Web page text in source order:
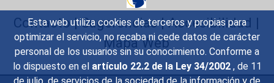
Esta web utiliza cookies de terceros y propias para
optimizar el servicio, no recaba ni cede datos de carácter
personal de los usuarios sin su conocimiento. Conforme a
lo dispuesto en el artículo 22.2 de la Ley 34/2002 , de 11
Contacto|Sugerencias|Accesibilidad |
Mapa Web